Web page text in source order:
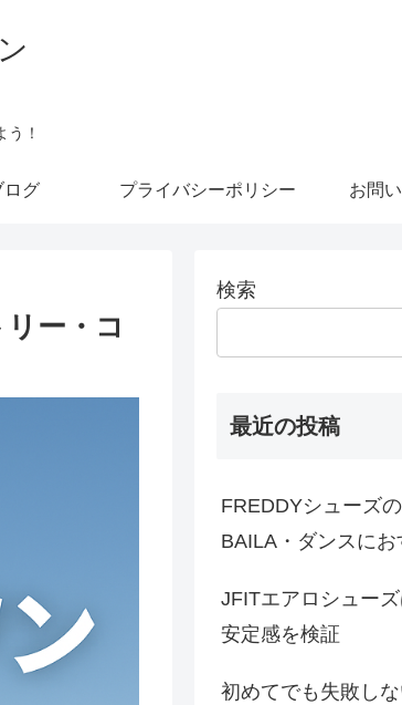
！
ログ プライバシーポリシー お問
ー・コ
検索
最近の投稿
FREDDYシューズ
BAILA・ダンスにお
JFITエアロシュー
安定感を検証
初めてでも失敗し